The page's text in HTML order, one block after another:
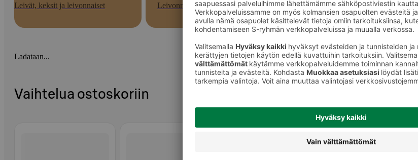
Leivät, keksit ja leivonnaiset Leivonnaiset Tuoreet rinkelit
Ladataan...
Vaihtelua ostoskoriin